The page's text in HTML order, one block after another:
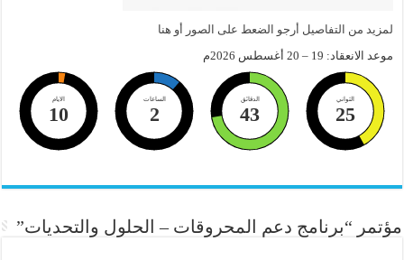
لمزيد من التفاصيل أرجو الضعط على الصور أو هنا
موعد الانعقاد: 19 – 20 أغسطس 2026م
الايام
10
الساعات
2
الدقائق
43
الثواني
24
مؤتمر “برنامج دعم المحروقات – الحلول والتحديات”